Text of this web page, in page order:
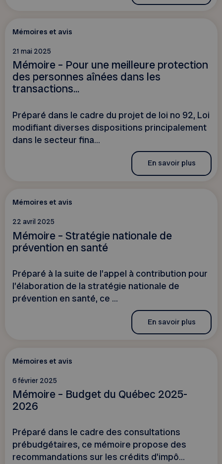
Mémoires et avis
21 mai 2025
Mémoire – Pour une meilleure protection
des personnes aînées dans les
transactions...
Préparé dans le cadre du projet de loi no 92, Loi
modifiant diverses dispositions principalement
dans le secteur fina...
En savoir plus
Mémoires et avis
22 avril 2025
Mémoire – Stratégie nationale de
prévention en santé
Préparé à la suite de l’appel à contribution pour
l’élaboration de la stratégie nationale de
prévention en santé, ce ...
En savoir plus
Mémoires et avis
6 février 2025
Mémoire – Budget du Québec 2025-
2026
Préparé dans le cadre des consultations
prébudgétaires, ce mémoire propose des
recommandations sur les crédits d'impô...